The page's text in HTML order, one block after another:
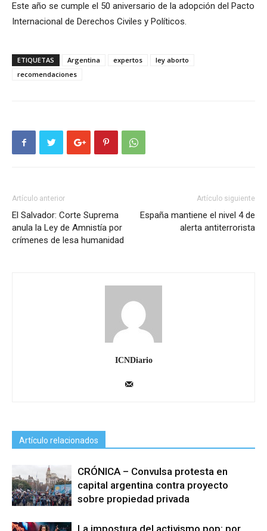
Este año se cumple el 50 aniversario de la adopción del Pacto
Internacional de Derechos Civiles y Políticos.
ETIQUETAS Argentina expertos
ley aborto
recomendaciones
Artículo anterior
El Salvador: Corte Suprema
anula la Ley de Amnistía por
crímenes de lesa humanidad
Artículo siguiente
España mantiene el nivel 4 de
alerta antiterrorista
ICNDiario
Artículo relacionados
CRÓNICA – Convulsa protesta en
capital argentina contra proyecto
sobre propiedad privada
La impostura del activismo pop: por